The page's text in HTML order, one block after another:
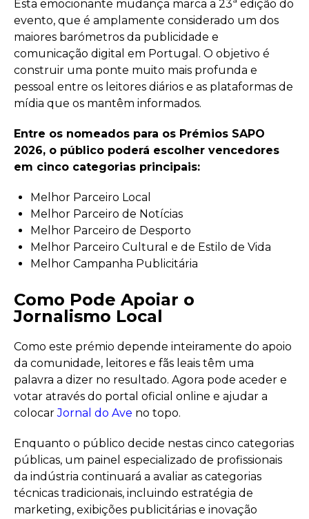
Esta emocionante mudança marca a 23ª edição do
evento, que é amplamente considerado um dos
maiores barómetros da publicidade e
comunicação digital em Portugal. O objetivo é
construir uma ponte muito mais profunda e
pessoal entre os leitores diários e as plataformas de
mídia que os mantêm informados.
Entre os nomeados para os Prémios SAPO
2026, o público poderá escolher vencedores
em cinco categorias principais:
Melhor Parceiro Local
Melhor Parceiro de Notícias
Melhor Parceiro de Desporto
Melhor Parceiro Cultural e de Estilo de Vida
Melhor Campanha Publicitária
Como Pode Apoiar o
Jornalismo Local
Como este prémio depende inteiramente do apoio
da comunidade, leitores e fãs leais têm uma
palavra a dizer no resultado. Agora pode aceder e
votar através do portal oficial online e ajudar a
colocarJornal do Ave no topo.
Enquanto o público decide nestas cinco categorias
públicas, um painel especializado de profissionais
da indústria continuará a avaliar as categorias
técnicas tradicionais, incluindo estratégia de
marketing, exibições publicitárias e inovação